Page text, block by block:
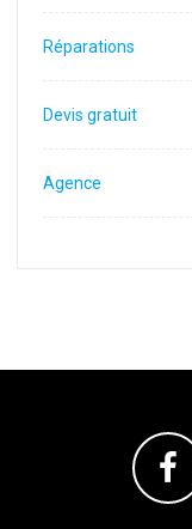
Réparations
Devis gratuit
Agence